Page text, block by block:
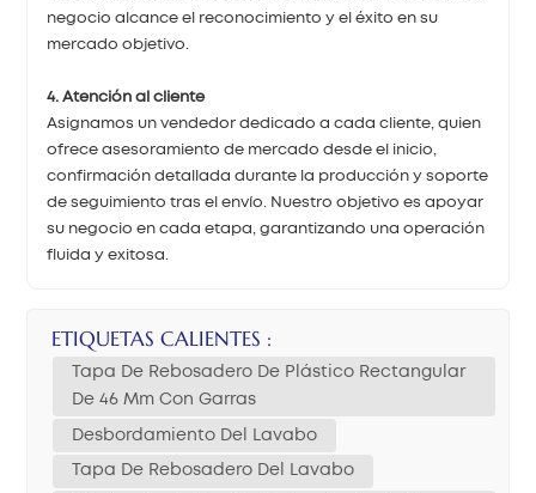
negocio alcance el reconocimiento y el éxito en su
mercado objetivo.
4. Atención al cliente
Asignamos un vendedor dedicado a cada cliente, quien
ofrece asesoramiento de mercado desde el inicio,
confirmación detallada durante la producción y soporte
de seguimiento tras el envío. Nuestro objetivo es apoyar
su negocio en cada etapa, garantizando una operación
fluida y exitosa.
ETIQUETAS CALIENTES :
Tapa De Rebosadero De Plástico Rectangular
De 46 Mm Con Garras
Desbordamiento Del Lavabo
Tapa De Rebosadero Del Lavabo